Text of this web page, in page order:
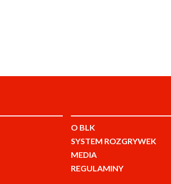
O BLK
SYSTEM ROZGRYWEK
MEDIA
REGULAMINY